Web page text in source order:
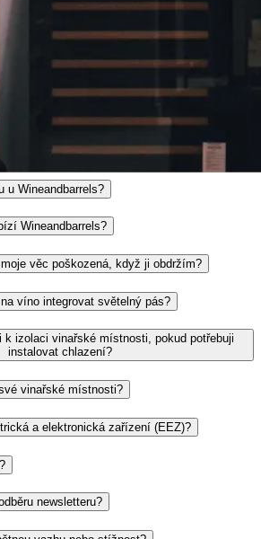
u Wineandbarrels?
Wineandbarrels?
věc poškozená, když ji obdržím?
víno integrovat světelný pás?
k izolaci vinařské místnosti, pokud potřebuji
instalovat chlazení?
vinařské místnosti?
a elektronická zařízení (EEZ)?
newsletteru?